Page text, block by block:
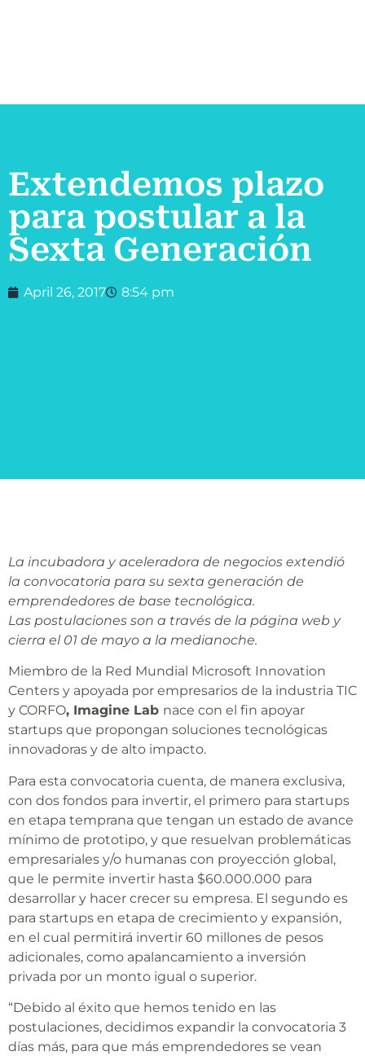
Extendemos plazo
para postular a la
Sexta Generación
April 26, 2017 8:54 pm
La incubadora y aceleradora de negocios extendió
la convocatoria para su sexta generación de
emprendedores de base tecnológica.
Las postulaciones son a través de la página web y
cierra el 01 de mayo a la medianoche.
Miembro de la Red Mundial Microsoft Innovation
Centers y apoyada por empresarios de la industria TIC
y CORFO, Imagine Lab nace con el fin apoyar
startups que propongan soluciones tecnológicas
innovadoras y de alto impacto.
Para esta convocatoria cuenta, de manera exclusiva,
con dos fondos para invertir, el primero para startups
en etapa temprana que tengan un estado de avance
mínimo de prototipo, y que resuelvan problemáticas
empresariales y/o humanas con proyección global,
que le permite invertir hasta $60.000.000 para
desarrollar y hacer crecer su empresa. El segundo es
para startups en etapa de crecimiento y expansión,
en el cual permitirá invertir 60 millones de pesos
adicionales, como apalancamiento a inversión
privada por un monto igual o superior.
“Debido al éxito que hemos tenido en las
postulaciones, decidimos expandir la convocatoria 3
días más, para que más emprendedores se vean